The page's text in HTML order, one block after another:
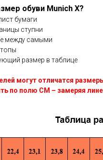
обуви Munich X?
бумаги
ступни
между самыми
размер в таблице
могут отличатся
по полю СМ – замеряя